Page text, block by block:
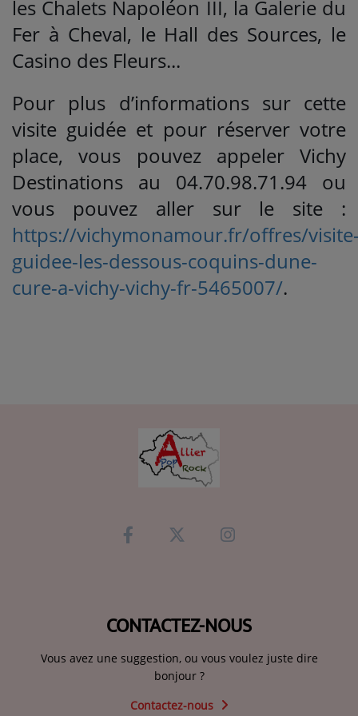
les Chalets Napoléon III, la Galerie du
Fer à Cheval, le Hall des Sources, le
Casino des Fleurs...
Pour plus d’informations sur cette
visite guidée et pour réserver votre
place, vous pouvez appeler Vichy
Destinations au 04.70.98.71.94 ou
vous pouvez aller sur le site :
https://vichymonamour.fr/offres/
guidee-les-dessous-coquins-dune-
cure-a-vichy-vichy-fr-5465007/.
CONTACTEZ-NOUS
Vous avez une suggestion, ou vous voulez juste dire
bonjour ?
Contactez-nous